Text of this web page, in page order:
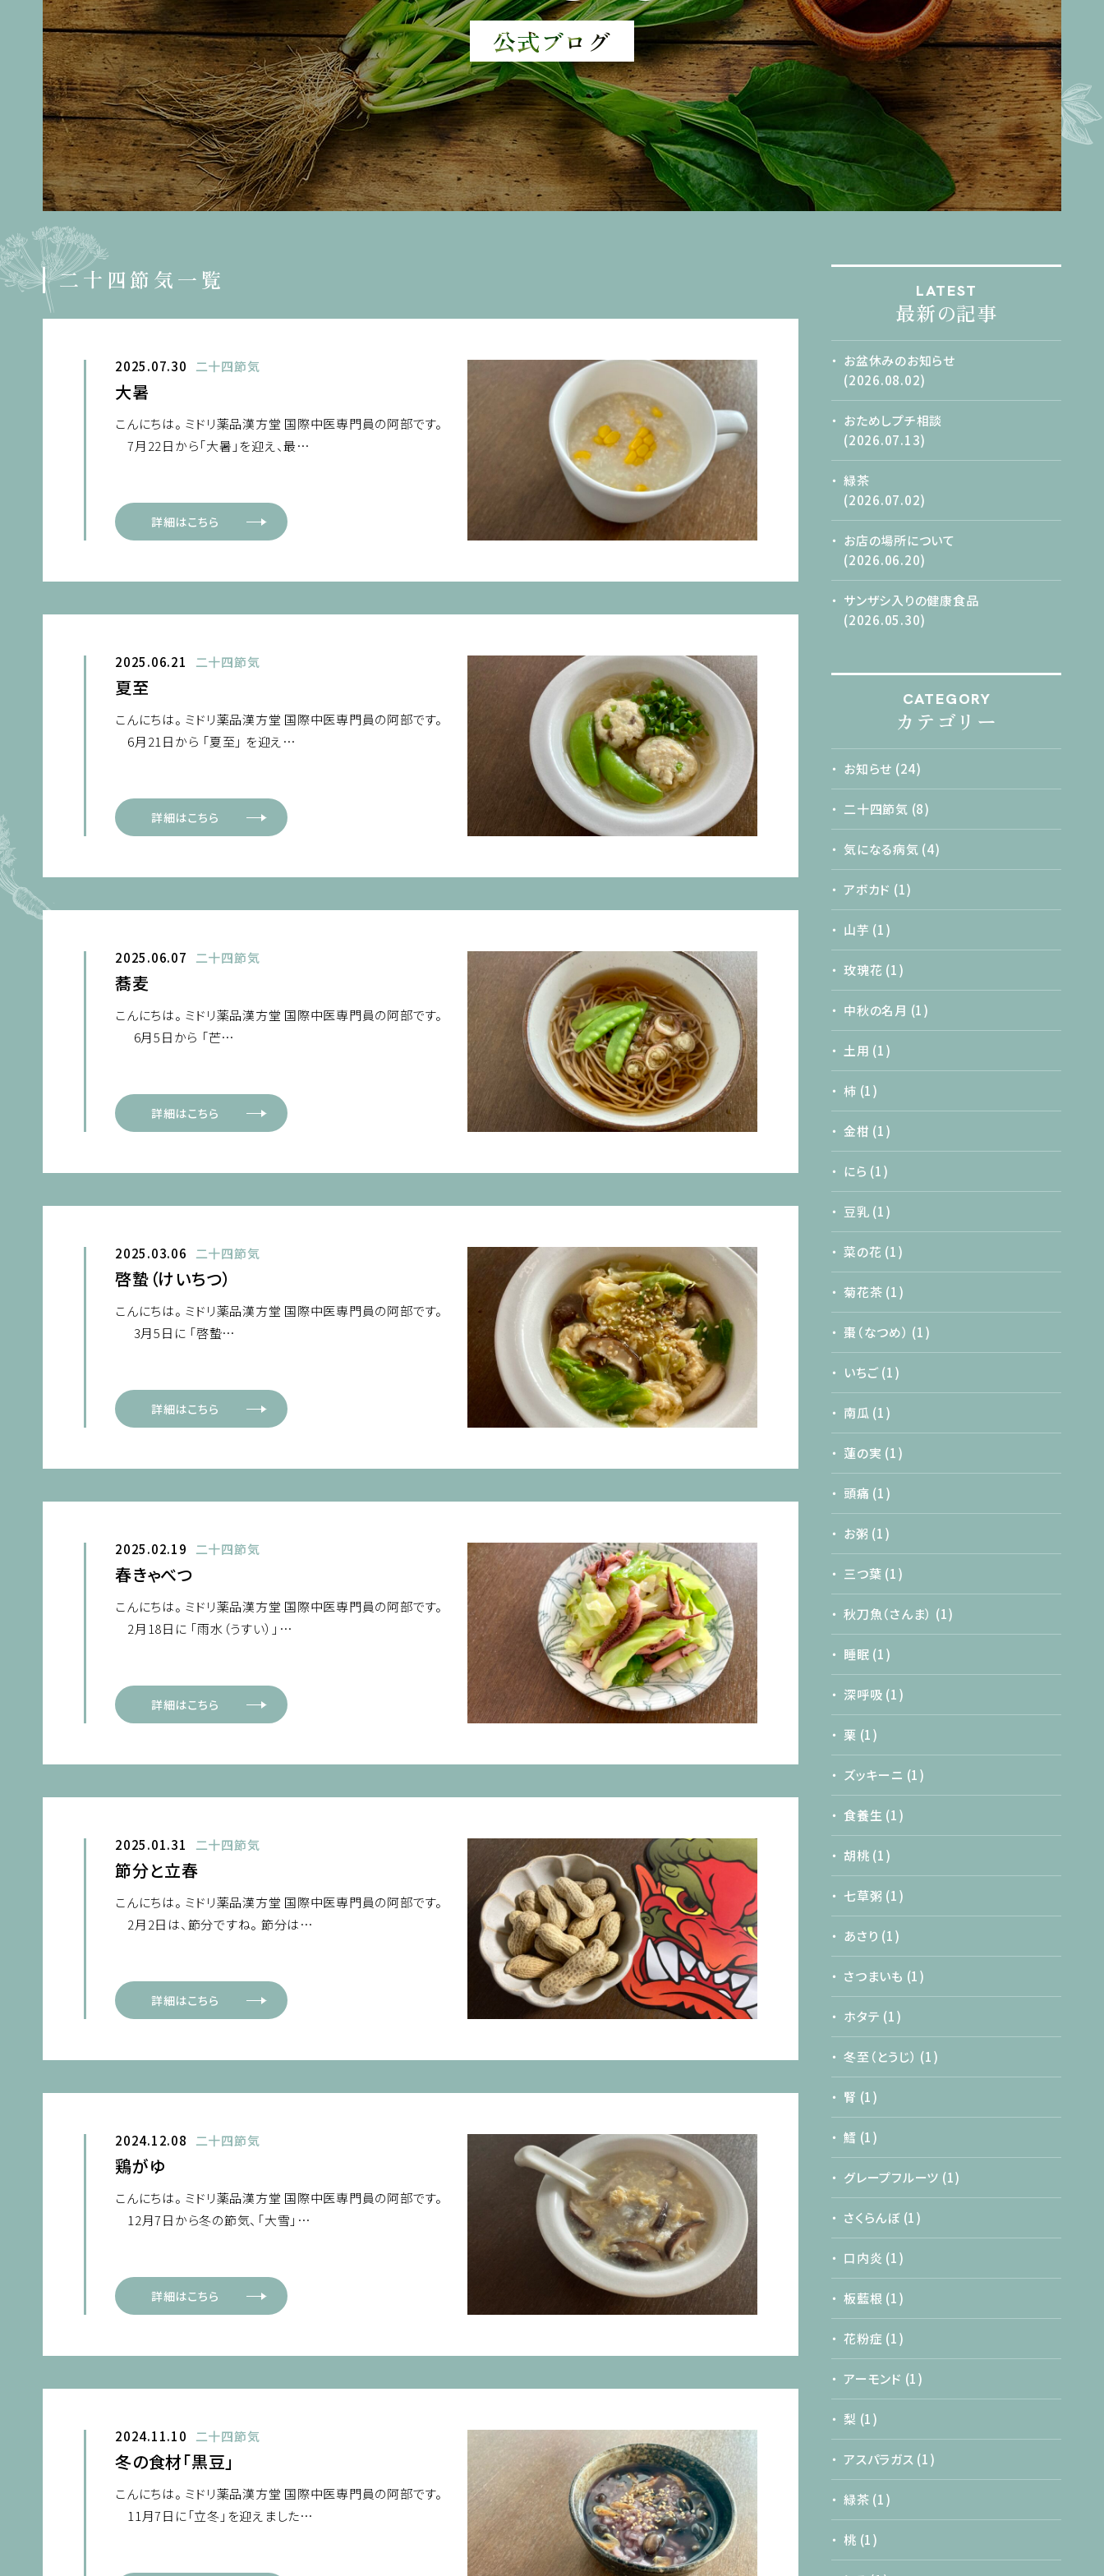
公式ブログ
二十四節気一覧
2025.07.30 二十四節気
大暑
こんにちは。 ミドリ薬品漢方堂 国際中医専門員の阿部です。
7月22日から「大暑」を迎え、最…
詳細はこちら
2025.06.21 二十四節気
夏至
こんにちは。 ミドリ薬品漢方堂 国際中医専門員の阿部です。
6月21日から 「夏至」 を迎え…
詳細はこちら
2025.06.07 二十四節気
蕎麦
こんにちは。 ミドリ薬品漢方堂 国際中医専門員の阿部です。
6月5日から 「芒…
詳細はこちら
2025.03.06 二十四節気
啓蟄（けいちつ）
こんにちは。 ミドリ薬品漢方堂 国際中医専門員の阿部です。
3月5日に 「啓蟄…
詳細はこちら
2025.02.19 二十四節気
春きゃべつ
こんにちは。 ミドリ薬品漢方堂 国際中医専門員の阿部です。
2月18日に 「雨水（うすい）」…
詳細はこちら
2025.01.31 二十四節気
節分と立春
こんにちは。 ミドリ薬品漢方堂 国際中医専門員の阿部です。
2月2日は、節分ですね。 節分は…
詳細はこちら
2024.12.08 二十四節気
鶏がゆ
こんにちは。 ミドリ薬品漢方堂 国際中医専門員の阿部です。
12月7日から冬の節気、「大雪」…
詳細はこちら
2024.11.10 二十四節気
冬の食材「黒豆」
こんにちは。 ミドリ薬品漢方堂 国際中医専門員の阿部です。
11月7日に「立冬」を迎えました…
LATEST
最新の記事
お盆休みのお知らせ
(2026.08.02)
おためしプチ相談
(2026.07.13)
緑茶
(2026.07.02)
お店の場所について
(2026.06.20)
サンザシ入りの健康食品
(2026.05.30)
CATEGORY
カテゴリー
お知らせ (24)
二十四節気 (8)
気になる病気 (4)
アボカド (1)
山芋 (1)
玫瑰花 (1)
中秋の名月 (1)
土用 (1)
柿 (1)
金柑 (1)
にら (1)
豆乳 (1)
菜の花 (1)
菊花茶 (1)
棗（なつめ） (1)
いちご (1)
南瓜 (1)
蓮の実 (1)
頭痛 (1)
お粥 (1)
三つ葉 (1)
秋刀魚（さんま） (1)
睡眠 (1)
深呼吸 (1)
栗 (1)
ズッキーニ (1)
食養生 (1)
胡桃 (1)
七草粥 (1)
あさり (1)
さつまいも (1)
ホタテ (1)
冬至（とうじ） (1)
腎 (1)
鱈 (1)
グレープフルーツ (1)
さくらんぼ(1)
口内炎 (1)
板藍根 (1)
花粉症 (1)
アーモンド (1)
梨 (1)
アスパラガス (1)
緑茶 (1)
桃 (1)